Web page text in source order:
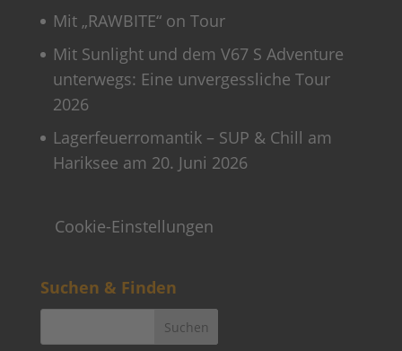
Mit „RAWBITE“ on Tour
Mit Sunlight und dem V67 S Adventure
unterwegs: Eine unvergessliche Tour
2026
Lagerfeuerromantik – SUP & Chill am
Hariksee am 20. Juni 2026
Cookie-Einstellungen
Suchen & Finden